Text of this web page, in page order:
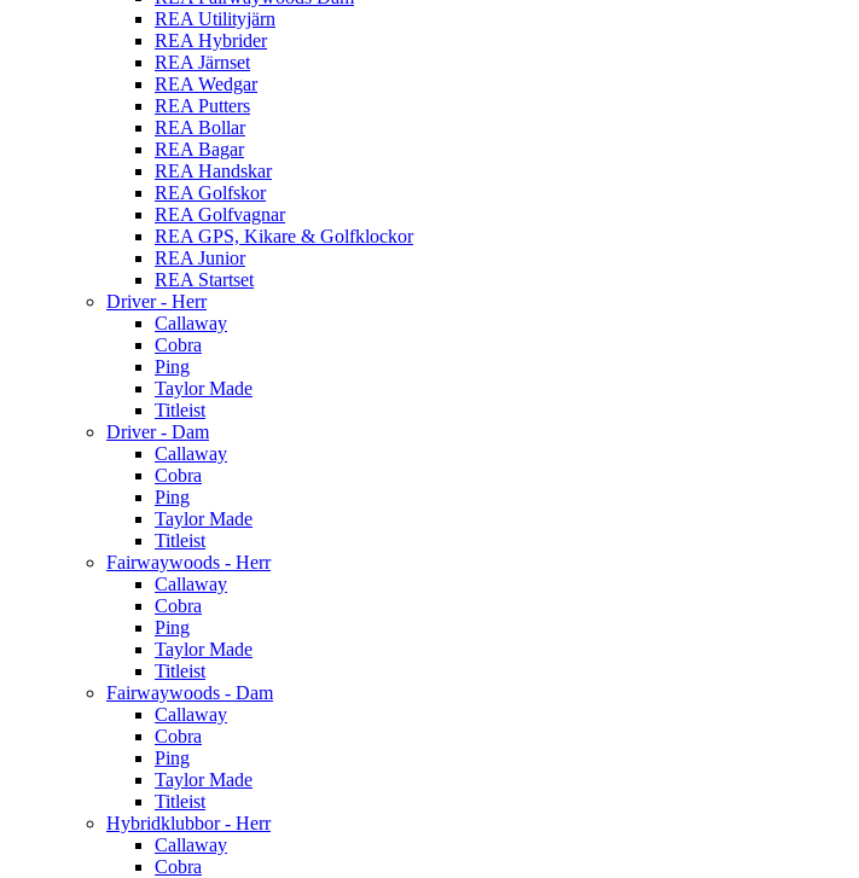
REA Utilityjärn
REA Hybrider
REA Järnset
REA Wedgar
REA Putters
REA Bollar
REA Bagar
REA Handskar
REA Golfskor
REA Golfvagnar
REA GPS, Kikare & Golfklockor
REA Junior
REA Startset
Driver - Herr
Callaway
Cobra
Ping
Taylor Made
Titleist
Driver - Dam
Callaway
Cobra
Ping
Taylor Made
Titleist
Fairwaywoods - Herr
Callaway
Cobra
Ping
Taylor Made
Titleist
Fairwaywoods - Dam
Callaway
Cobra
Ping
Taylor Made
Titleist
Hybridklubbor - Herr
Callaway
Cobra